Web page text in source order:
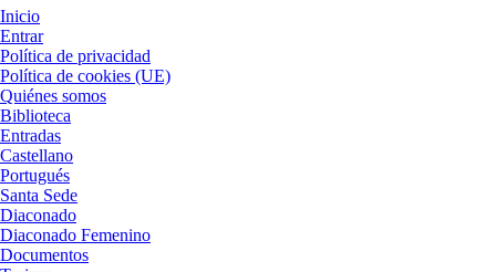
Menú
Inicio
Entrar
Política de privacidad
Política de cookies (UE)
Quiénes somos
Biblioteca
Entradas
Castellano
Portugués
Santa Sede
Diaconado
Diaconado Femenino
Documentos